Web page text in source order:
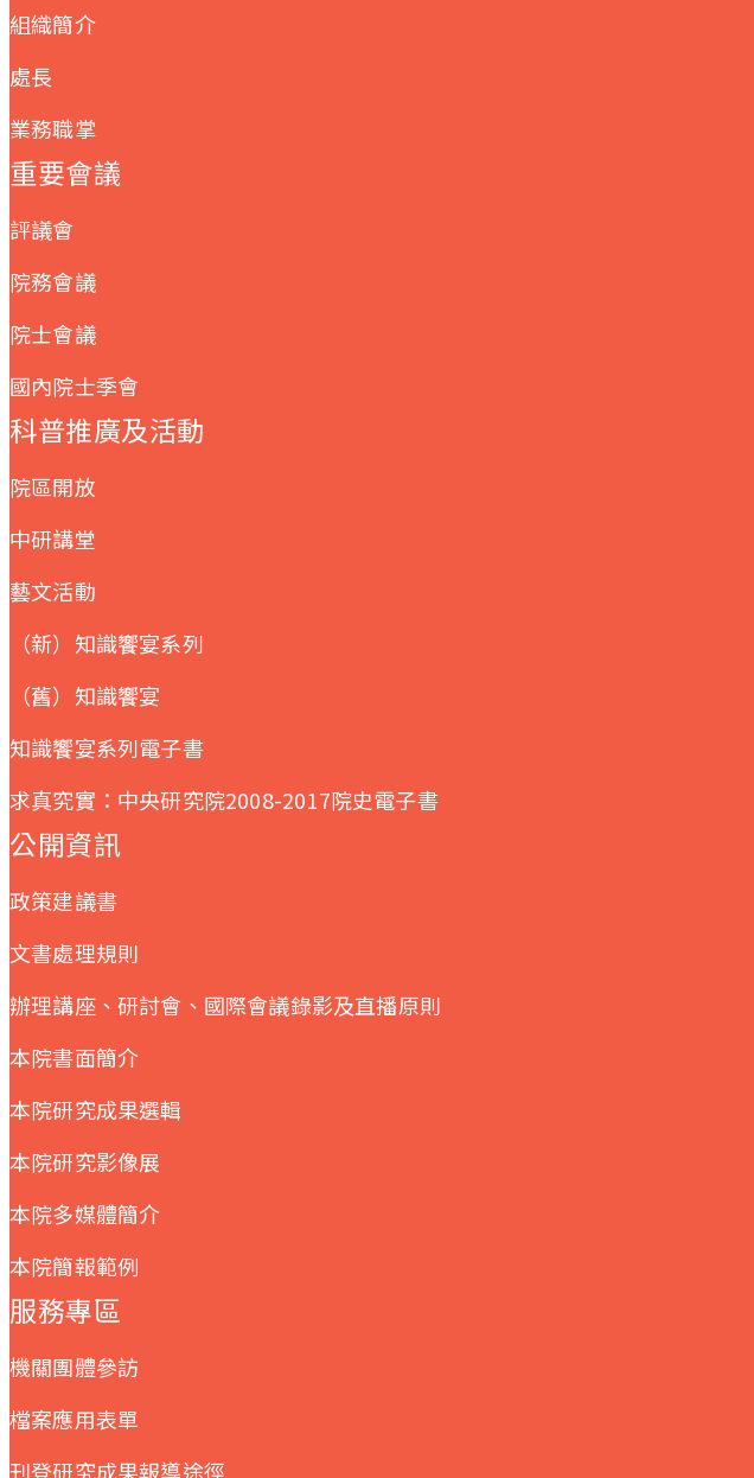
組織簡介
處長
業務職掌
重要會議
評議會
院務會議
院士會議
國內院士季會
科普推廣及活動
院區開放
中研講堂
藝文活動
（新）知識饗宴系列
（舊）知識饗宴
知識饗宴系列電子書
求真究實：中央研究院2008-2017院史電子書
公開資訊
政策建議書
文書處理規則
辦理講座、研討會、國際會議錄影及直播原則
本院書面簡介
本院研究成果選輯
本院研究影像展
本院多媒體簡介
本院簡報範例
服務專區
機關團體參訪
檔案應用表單
刊登研究成果報導途徑